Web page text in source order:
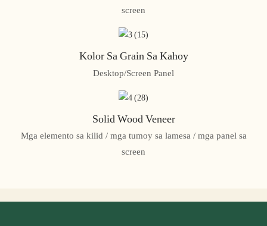
screen
Kolor Sa Grain Sa Kahoy
Desktop/Screen Panel
Solid Wood Veneer
Mga elemento sa kilid / mga tumoy sa lamesa / mga panel sa
screen